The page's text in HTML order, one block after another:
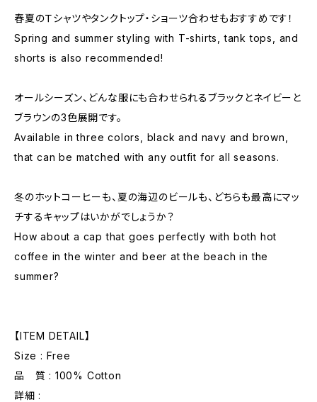
春夏のＴシャツやタンクトップ・ショーツ合わせもおすすめです！
Spring and summer styling with T-shirts, tank tops, and
shorts is also recommended!
オールシーズン、どんな服にも合わせられるブラックとネイビーと
ブラウンの3色展開です。
Available in three colors, black and navy and brown,
that can be matched with any outfit for all seasons.
冬のホットコーヒーも、夏の海辺のビールも、どちらも最高にマッ
チするキャップはいかがでしょうか？
How about a cap that goes perfectly with both hot
coffee in the winter and beer at the beach in the
summer?
【ITEM DETAIL】
Size : Free
品 質 : 100% Cotton
詳細 :